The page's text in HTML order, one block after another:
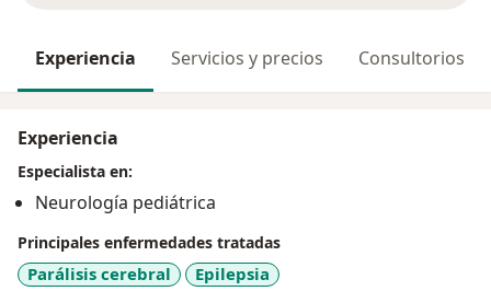
Experiencia Servicios y precios Consultorios
Experiencia
Especialista en:
Neurología pediátrica
Principales enfermedades tratadas
Parálisis cerebral
Epilepsia